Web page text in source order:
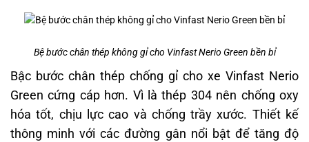
Bệ bước chân thép không gỉ cho Vinfast Nerio Green bền bỉ
Bậc bước chân thép chống gỉ cho xe Vinfast Nerio
Green cứng cáp hơn. Vì là thép 304 nên chống oxy
hóa tốt, chịu lực cao và chống trầy xước. Thiết kế
thông minh với các đường gân nổi bật để tăng độ